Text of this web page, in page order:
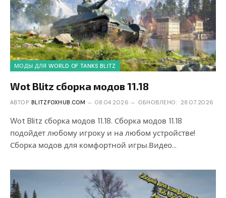
МОДЫ ДЛЯ WORLD OF TANKS BLITZ
Wot Blitz сборка модов 11.18
АВТОР BLITZFOXHUB.COM 08.04.2026 ОБНОВЛЕНО: 28.07.2026
Wot Blitz сборка модов 11.18. Сборка модов 11.18
подойдет любому игроку и на любом устройстве!
Сборка модов для комфортной игры.Видео…